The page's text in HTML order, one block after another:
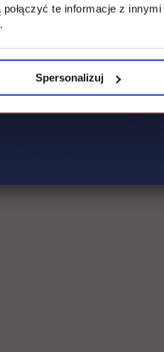
te informacje z
Spersonalizuj